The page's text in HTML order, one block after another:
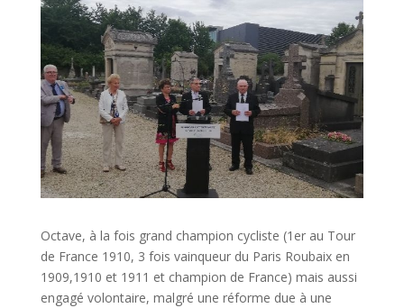
Octave, à la fois grand champion cycliste (1er au Tour
de France 1910, 3 fois vainqueur du Paris Roubaix en
1909,1910 et 1911 et champion de France) mais aussi
engagé volontaire, malgré une réforme due à une